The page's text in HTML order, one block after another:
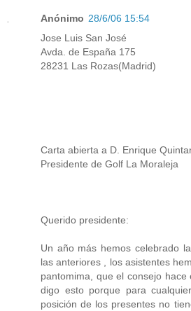
Anónimo 28/6/06 15:54
Jose Luis San José
Avda. de España 175
28231 Las Rozas(Madrid)
Carta abierta a D. Enrique
Presidente de Golf La Moraleja
Querido presidente:
Un año más hemos celebrado
las anteriores , los asistentes
pantomima, que el consejo
digo esto porque para
posición de los presentes no